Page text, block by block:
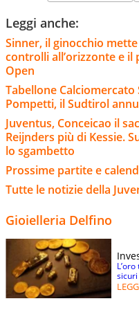
Leggi anche:
Sinner, il ginocchio
controlli all’orizzonte e il
Open
Tabellone Calciomercato
Pompetti, il Sudtirol
Juventus, Conceicao il
Reijnders più di Kessie.
lo sgambetto
Prossime partite e
Tutte le notizie della
Gioielleria Delfino
sicuri